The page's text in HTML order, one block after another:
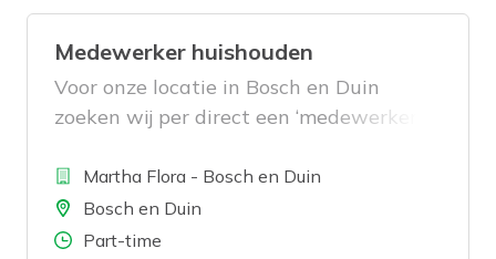
Medewerker huishouden
Voor onze locatie in Bosch en Duin
zoeken wij per direct een ‘medewerker
BedrijfMartha Flora - Bosch en Duin
LocatieBosch en Duin
Aantal uren
Part-time